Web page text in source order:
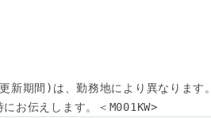
新期間)は、勤務地により異なります。
お伝えします。＜M001KW>